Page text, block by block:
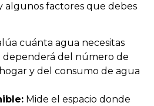
algunos factores que debes
cuánta agua necesitas
dependerá del número de
y del consumo de agua
Mide el espacio donde